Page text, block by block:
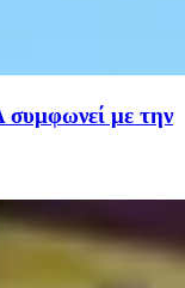
με την